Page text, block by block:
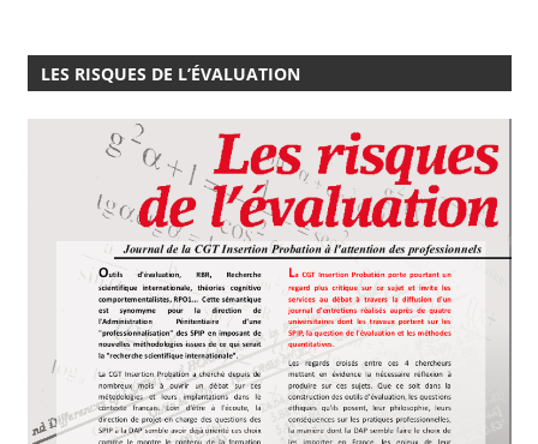
LES RISQUES DE L’ÉVALUATION